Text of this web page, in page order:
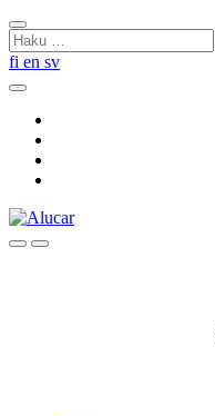
Skip
to
content
Sulje
haku
Haku:
fi en sv
Hae
HaeMenu